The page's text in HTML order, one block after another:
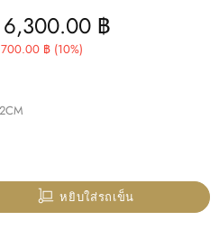
6,300.00 ฿
฿ (10%)
หยิบใส่รถเข็น